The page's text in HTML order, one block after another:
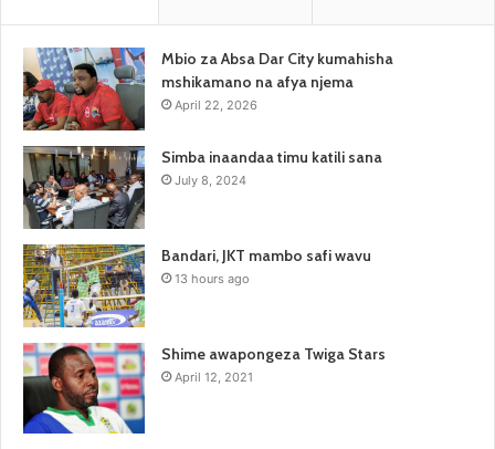
Mbio za Absa Dar City kumahisha
mshikamano na afya njema
April 22, 2026
Simba inaandaa timu katili sana
July 8, 2024
Bandari, JKT mambo safi wavu
13 hours ago
Shime awapongeza Twiga Stars
April 12, 2021